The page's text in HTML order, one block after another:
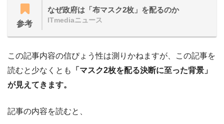
参考
なぜ政府は「布マスク2枚」を配るのか
ITmediaニュース
この記事内容の信ぴょう性は測りかねますが、この記事を
読むと少なくとも
「マスク2枚を配る決断に至った背景」
が見えてきます。
記事の内容を読むと、